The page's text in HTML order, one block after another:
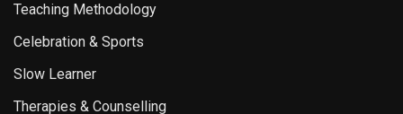
Teaching Methodology
Celebration & Sports
Slow Learner
Therapies & Counselling